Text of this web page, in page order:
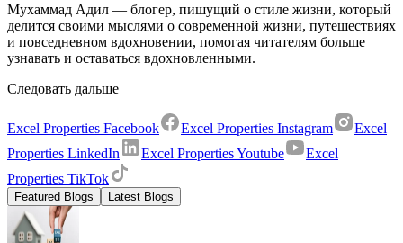
Мухаммад Адил — блогер, пишущий о стиле жизни, который
делится своими мыслями о современной жизни, путешествиях
и повседневном вдохновении, помогая читателям больше
узнавать и оставаться вдохновленными.
Следовать дальше
Excel Properties Facebook Excel Properties Instagram
Excel
Properties LinkedIn
Excel Properties Youtube
Excel
Properties TikTok
Featured Blogs Latest Blogs